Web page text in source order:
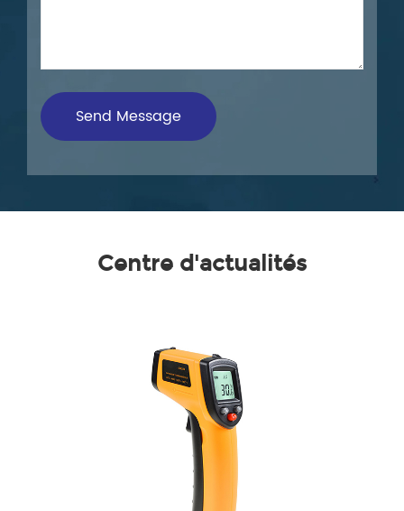
Centre d'actualités